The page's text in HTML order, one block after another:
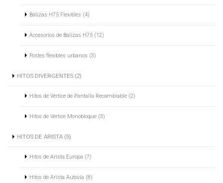
Balizas H75 Flexibles (4)
Accesorios de Balizas H75 (12)
Postes flexibles urbanos (3)
HITOS DIVERGENTES (2)
Hitos de Vértice de Pantalla Recambiable (2)
Hitos de Vértice Monobloque (3)
HITOS DE ARISTA (5)
Hitos de Arista Europa (7)
Hitos de Arista Autovía (8)